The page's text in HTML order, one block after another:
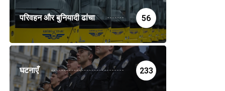
परिवहन और बुनियादी ढांचा 56
घटनाएँ 233